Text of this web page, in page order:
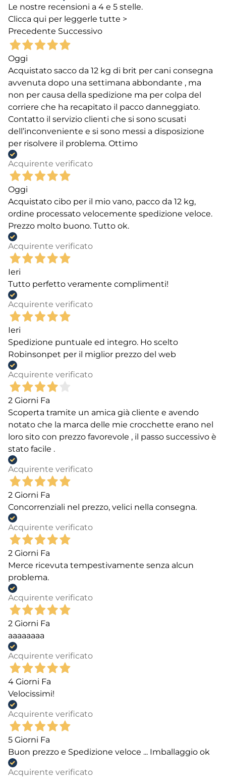
Le nostre recensioni a 4 e 5 stelle.
Clicca qui per leggerle tutte >
Precedente Successivo
Oggi
Acquistato sacco da 12 kg di brit per cani consegna
avvenuta dopo una settimana abbondante , ma
non per causa della spedizione ma per colpa del
corriere che ha recapitato il pacco danneggiato.
Contatto il servizio clienti che si sono scusati
dell’inconveniente e si sono messi a disposizione
per risolvere il problema. Ottimo
Acquirente verificato
Oggi
Acquistato cibo per il mio vano, pacco da 12 kg,
ordine processato velocemente spedizione veloce.
Prezzo molto buono. Tutto ok.
Acquirente verificato
Ieri
Tutto perfetto veramente complimenti!
Acquirente verificato
Ieri
Spedizione puntuale ed integro. Ho scelto
Robinsonpet per il miglior prezzo del web
Acquirente verificato
2 Giorni Fa
Scoperta tramite un amica già cliente e avendo
notato che la marca delle mie crocchette erano nel
loro sito con prezzo favorevole , il passo successivo è
stato facile .
Acquirente verificato
2 Giorni Fa
Concorrenziali nel prezzo, velici nella consegna.
Acquirente verificato
2 Giorni Fa
Merce ricevuta tempestivamente senza alcun
problema.
Acquirente verificato
2 Giorni Fa
aaaaaaaa
Acquirente verificato
4 Giorni Fa
Velocissimi!
Acquirente verificato
5 Giorni Fa
Buon prezzo e Spedizione veloce ... Imballaggio ok
Acquirente verificato